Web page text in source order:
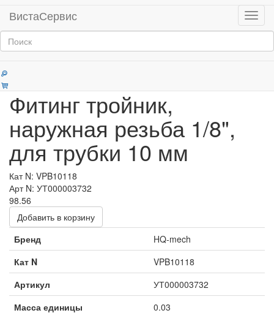
Меню
ВистаСервис
Главная
Продукция
Штуцеры и фитинги пневматические
Фитинг тройник,
наружная резьба 1/8",
для трубки 10 мм
Кат N: VPB10118
Арт N: УТ000003732
98.56
Добавить в корзину
Бренд
HQ-mech
Кат N
VPB10118
Артикул
УТ000003732
Масса единицы
0.03